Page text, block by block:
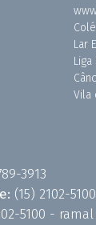
Lar
Vila
3913
(15) 2102-
5100 -